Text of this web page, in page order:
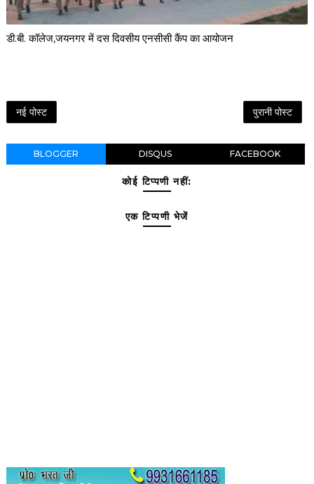
डी.बी. कॉलेज,जयनगर में दस दिवसीय एनसीसी कैंप का आयोजन
नई पोस्ट पुरानी पोस्ट
BLOGGER DISQUS FACEBOOK
कोई टिप्पणी नहीं:
एक टिप्पणी भेजें